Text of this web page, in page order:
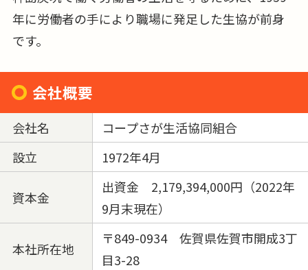
年に労働者の手により職場に発足した生協が前身
です。
会社概要
会社名
コープさが生活協同組合
設立
1972年4月
資本金
出資金 2,179,394,000円（2022年
9月末現在）
本社所在地
〒849-0934 佐賀県佐賀市開成3丁
目3-28